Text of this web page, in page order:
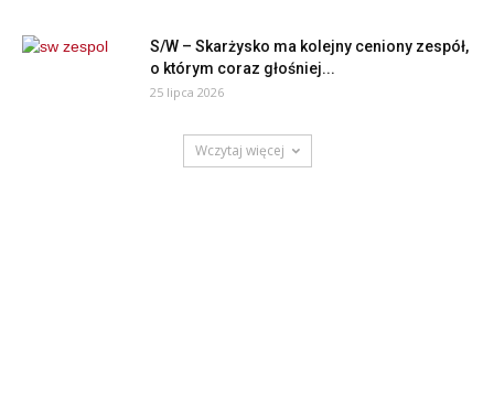
S/W – Skarżysko ma kolejny ceniony zespół,
o którym coraz głośniej...
25 lipca 2026
Wczytaj więcej